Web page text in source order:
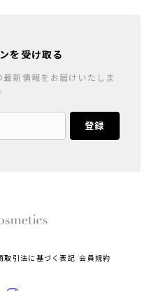
を受け取る
新情報をお届けいたしま
登録
取引法に基づく表記 会員規約